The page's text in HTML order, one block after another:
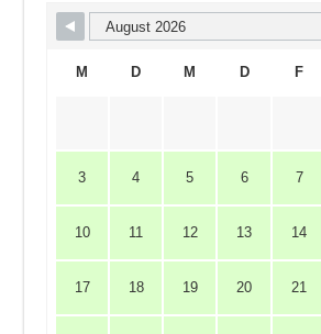
M D M D F
3 4 5 6 7
10 11 12 13 14
17 18 19 20 21